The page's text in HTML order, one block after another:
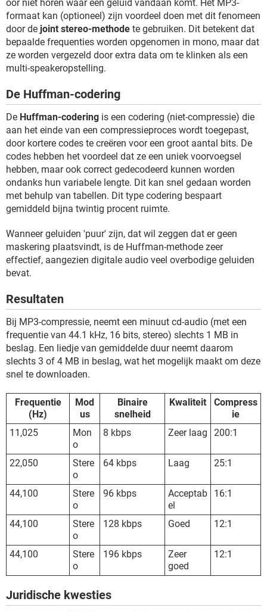
oor niet horen waar een geluid vandaan komt. Het MP3-
formaat kan (optioneel) zijn voordeel doen met dit fenomeen
door de joint stereo-methode te gebruiken. Dit betekent dat
bepaalde frequenties worden opgenomen in mono, maar dat
ze worden vergezeld door extra data om te klinken als een
multi-speakeropstelling.
De Huffman-codering
De Huffman-codering is een codering (niet-compressie) die
aan het einde van een compressieproces wordt toegepast,
door kortere codes te creëren voor een groot aantal bits. De
codes hebben het voordeel dat ze een uniek voorvoegsel
hebben, maar ook correct gedecodeerd kunnen worden
ondanks hun variabele lengte. Dit kan snel gedaan worden
met behulp van tabellen. Dit type codering bespaart
gemiddeld bijna twintig procent ruimte.
Wanneer geluiden 'puur' zijn, dat wil zeggen dat er geen
maskering plaatsvindt, is de Huffman-methode zeer
effectief, aangezien digitale audio veel overbodige geluiden
bevat.
Resultaten
Bij MP3-compressie, neemt een minuut cd-audio (met een
frequentie van 44.1 kHz, 16 bits, stereo) slechts 1 MB in
beslag. Een liedje van gemiddelde duur neemt daarom
slechts 3 of 4 MB in beslag, wat het mogelijk maakt om deze
snel te downloaden.
Frequentie
(Hz)
Mod
us
Binaire
snelheid
Kwaliteit
Compress
ie
11,025
Mon
o
8 kbps Zeer laag 200:1
22,050
Stere
o
64 kbps Laag 25:1
44,100
Stere
o
96 kbps
Acceptab
el
16:1
44,100
Stere
o
128 kbps Goed 12:1
44,100
Stere
o
196 kbps
Zeer
goed
12:1
Juridische kwesties